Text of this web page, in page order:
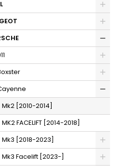
Mk2 [2010-2014]
MK2 FACELIFT [2014-2018]
Mk3 [2018-2023]
Mk3 Facelift [2023-]